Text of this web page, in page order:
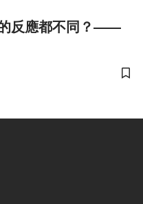
反應都不同？——
儲